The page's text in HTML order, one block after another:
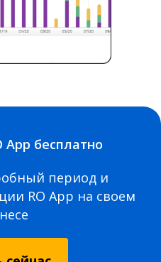
App бесплатно
период и
RO App на своем